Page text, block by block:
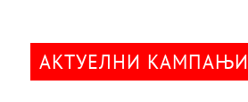
АКТУЕЛНИ КАМПАЊИ